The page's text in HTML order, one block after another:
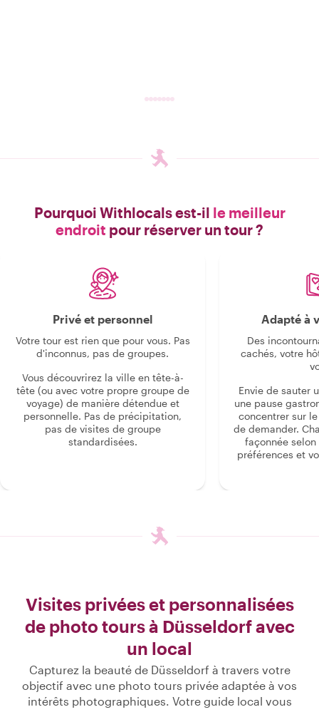
Pourquoi Withlocals est-il le meilleur
endroit pour réserver un tour ?
Privé et personnel
Votre tour est rien que pour vous. Pas
d'inconnus, pas de groupes.
Vous découvrirez la ville en tête-à-
tête (ou avec votre propre groupe de
voyage) de manière détendue et
personnelle. Pas de précipitation,
pas de visites de groupe
standardisées.
Adapté à
Des
cachés, votre
Envie de sauter
une pause
concentrer sur
de demander.
façonnée
préférences et
Visites privées et personnalisées
de photo tours à Düsseldorf avec
un local
Capturez la beauté de Düsseldorf à travers votre
objectif avec une photo tours privée adaptée à vos
intérêts photographiques. Votre guide local vous